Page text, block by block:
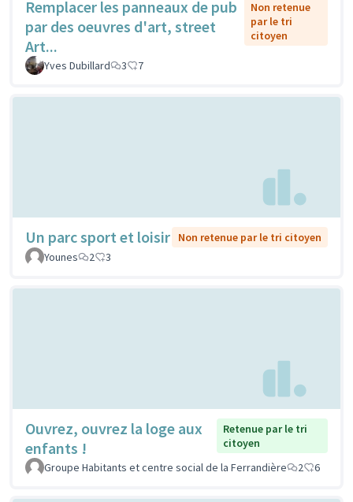
Remplacer les panneaux de pub
par des oeuvres d'art, street
Art...
Non retenue
par le tri
citoyen
Yves Dubillard 3 7
Un parc sport et loisir
Non retenue par le tri citoyen
Younes
2 3
Ouvrez, ouvrez la loge aux
enfants !
Retenue par le tri
citoyen
Groupe Habitants et centre social de la Ferrandière
2 6